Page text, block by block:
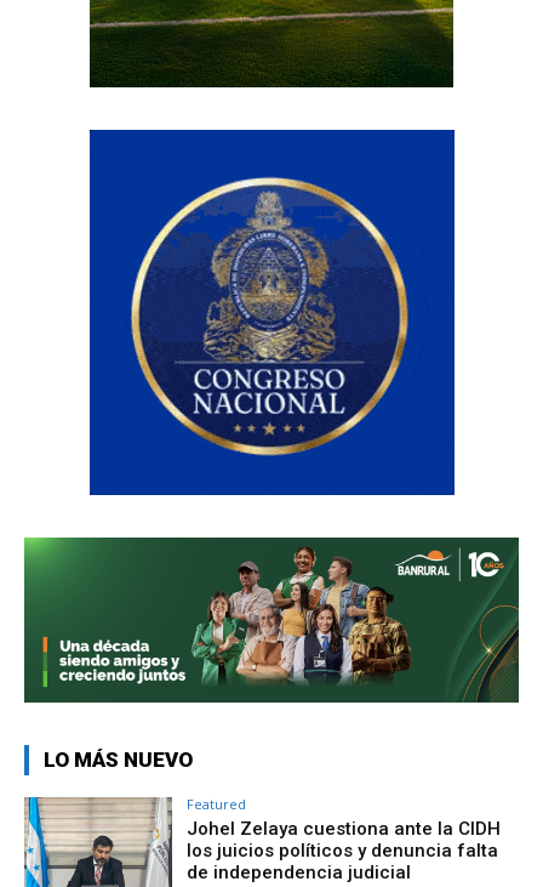
LO MÁS NUEVO
Featured
Johel Zelaya cuestiona ante la CIDH
los juicios políticos y denuncia falta
de independencia judicial